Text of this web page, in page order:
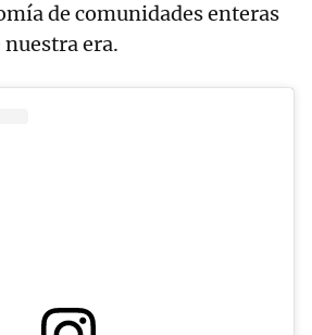
de comunidades enteras
era.